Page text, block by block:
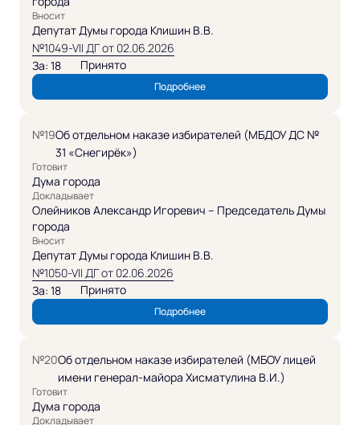
Вносит
Депутат Думы города Клишин В.В.
За: 18 Принято
№1049-VII ДГ от 02.06.2026
Подробнее
№19Об отдельном наказе избирателей (МБДОУ ДС №
31 «Снегирёк»)
Готовит
Дума города
Докладывает
Олейников Александр Игоревич – Председатель Думы
города
Вносит
Депутат Думы города Клишин В.В.
За: 18 Принято
№1050-VII ДГ от 02.06.2026
Подробнее
№20Об отдельном наказе избирателей (МБОУ лицей
имени генерал-майора Хисматулина В.И.)
Готовит
Дума города
Докладывает